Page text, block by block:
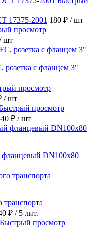
17375-2001 180 ₽ / шт
просмотр
шт
с фланцем 3"
просмотр
/ шт
просмотр
₽ / шт
DN100х80
транспорта
₽ / 5 лит.
Быстрый просмотр